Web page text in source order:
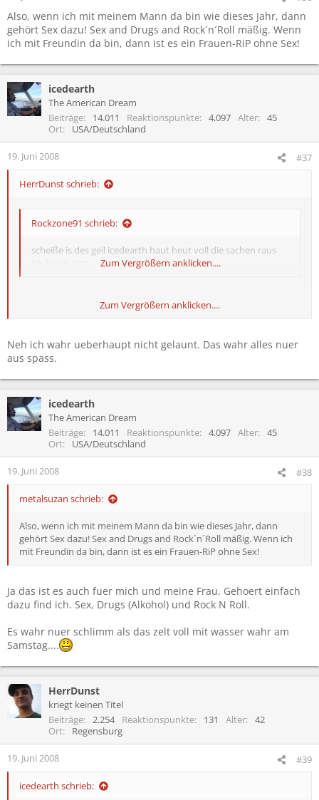
Also, wenn ich mit meinem Mann da bin wie dieses Jahr, dann
gehört Sex dazu! Sex and Drugs and Rock´n´Roll mäßig. Wenn
ich mit Freundin da bin, dann ist es ein Frauen-RiP ohne Sex!
icedearth
The American Dream
Beiträge
14.011 Reaktionspunkte 4.097 Alter
45
Ort
USA/Deutschland
19. Juni 2008 #37
HerrDunst schrieb:
Rockzone91 schrieb:
scheiße is des geil icedearth haut heut voll die sachen raus
Zum Vergrößern anklicken....
Icedearth war ja gestern bestens gelaunt, bin mal gespannt, ob er
;)
Zum Vergrößern anklicken....
Neh ich wahr ueberhaupt nicht gelaunt. Das wahr alles nuer
aus spass.
icedearth
The American Dream
Beiträge
14.011 Reaktionspunkte 4.097 Alter
45
Ort
USA/Deutschland
19. Juni 2008 #38
metalsuzan schrieb:
Also, wenn ich mit meinem Mann da bin wie dieses Jahr, dann
gehört Sex dazu! Sex and Drugs and Rock´n´Roll mäßig. Wenn ich
mit Freundin da bin, dann ist es ein Frauen-RiP ohne Sex!
Ja das ist es auch fuer mich und meine Frau. Gehoert einfach
dazu find ich. Sex, Drugs (Alkohol) und Rock N Roll.
Es wahr nuer schlimm als das zelt voll mit wasser wahr am
Samstag....
HerrDunst
kriegt keinen Titel
Beiträge
2.254 Reaktionspunkte 131 Alter
42
Ort
Regensburg
19. Juni 2008 #39
icedearth schrieb: